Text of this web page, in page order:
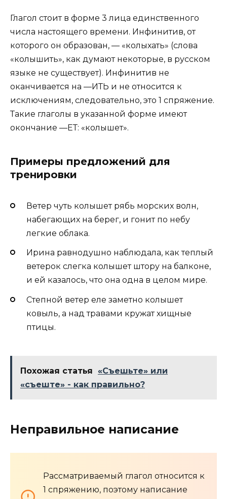
Глагол стоит в форме 3 лица единственного
числа настоящего времени. Инфинитив, от
которого он образован, — «колыхать» (слова
«колышить», как думают некоторые, в русском
языке не существует). Инфинитив не
оканчивается на —ИТЬ и не относится к
исключениям, следовательно, это 1 спряжение.
Такие глаголы в указанной форме имеют
окончание —ЕТ: «колышет».
Примеры предложений для
тренировки
Ветер чуть колышет рябь морских волн,
набегающих на берег, и гонит по небу
легкие облака.
Ирина равнодушно наблюдала, как теплый
ветерок слегка колышет штору на балконе,
и ей казалось, что она одна в целом мире.
Степной ветер еле заметно колышет
ковыль, а над травами кружат хищные
птицы.
Похожая статья
«Съешьте» или
«съеште» - как правильно?
Неправильное написание
Рассматриваемый глагол относится к
1 спряжению, поэтому написание